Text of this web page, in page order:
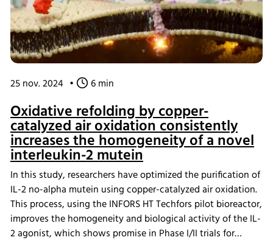
25 nov. 2024 • 6 min
Oxidative refolding by copper-
catalyzed air oxidation consistently
increases the homogeneity of a novel
interleukin-2 mutein
In this study, researchers have optimized the purification of
IL-2 no-alpha mutein using copper-catalyzed air oxidation.
This process, using the INFORS HT Techfors pilot bioreactor,
improves the homogeneity and biological activity of the IL-
2 agonist, which shows promise in Phase I/II trials for